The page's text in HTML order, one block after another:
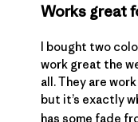
Works great
I bought two
work great the
all. They are
but it’s exactly
has some fade